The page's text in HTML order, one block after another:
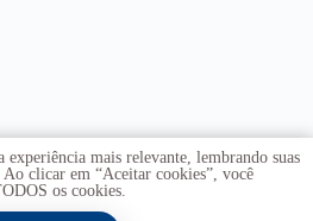
experiência mais relevante, lembrando suas
clicar em “Aceitar cookies”, você
os cookies.